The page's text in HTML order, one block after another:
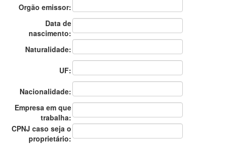
Orgão emissor:
Data de
nascimento:
Naturalidade:
UF:
Nacionalidade:
Empresa em que
trabalha:
CPNJ caso seja o
proprietário: